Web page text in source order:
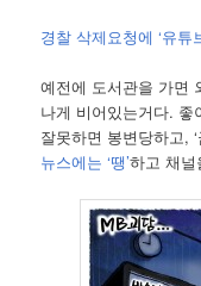
경찰 삭제요청에 ‘유튜
예전에 도서관을 가면
나게 비어있는거다.
잘못하면 봉변당하고,
뉴스에는 ‘땡’하고 채